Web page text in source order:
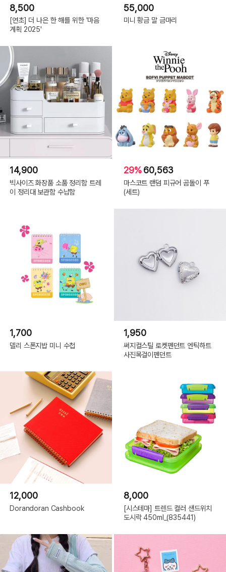
SIZEA5 (148 x 210mm)
50매
제조국
대만
수입/판매원
(주)텐바이텐
8,500
[연초] 더 나은 한 해를 위한 '마음
계획 2025'
55,000
미니 황금 말 금마리
14,900
빅사이즈 화장품 소품 정리함 트레
이 정리대 보관함 수납함
29%60,563
마스코트 랜덤 피규어 곰돌이 푸
(세트)
1,700
델리 스폰지밥 미니 수첩
1,950
써지컬스틸 로켓펜던트 엔틱하트
사진목걸이펜던트
12,000
Dorandoran Cashbook
8,000
[시스테마] 트렌드 컬러 샌드위치
도시락 450ml_(835441)